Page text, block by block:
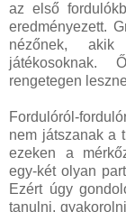
az első
eredményezett.
nézőnek,
játékosoknak.
rengetegen
Fordulóról-
nem játszanak a
ezeken a
egy-két olyan
Ezért úgy
tanulni,